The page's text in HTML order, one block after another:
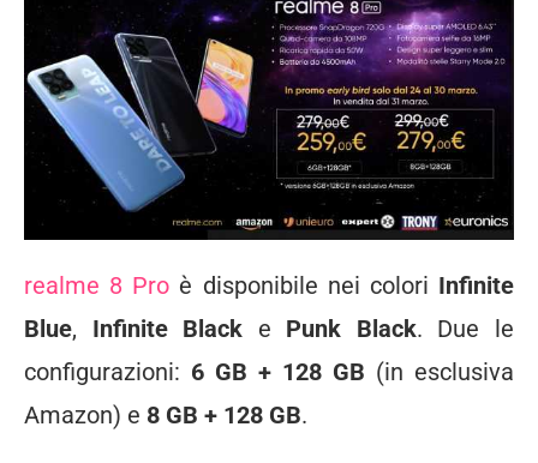
realme 8 Pro è disponibile nei colori Infinite
Blue, Infinite Black e Punk Black. Due le
configurazioni: 6 GB + 128 GB (in esclusiva
Amazon) e 8 GB + 128 GB.